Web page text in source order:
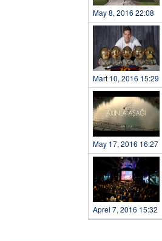
May 8, 2016 22:08
Mart 10, 2016 15:29
May 17, 2016 16:27
Aprel 7, 2016 15:32